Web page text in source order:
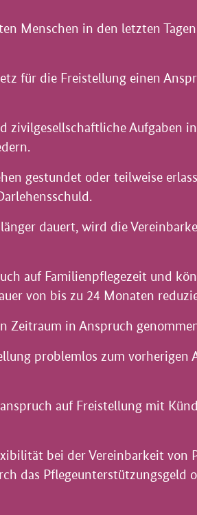
Menschen in den letzten
für die Freistellung einen
zivilgesellschaftliche Aufgaben
gestundet oder teilweise
dauert, wird die
auf Familienpflegezeit und
von bis zu 24 Monaten
Zeitraum in Anspruch
problemlos zum vorherigen
auf Freistellung mit
bei der Vereinbarkeit von
das Pflegeunterstützungsgeld